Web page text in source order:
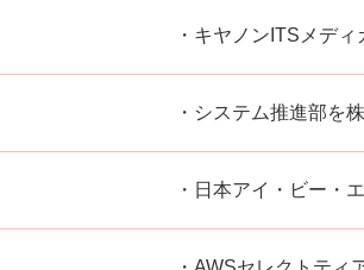
キヤノンITSメデ
システム推進部を
⽇本アイ・ビー・